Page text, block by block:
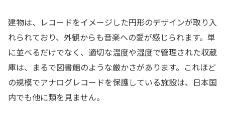
建物は、レコードをイメージした円形のデザインが取り入
れられており、外観からも音楽への愛が感じられます。単
に並べるだけでなく、適切な温度や湿度で管理された収蔵
庫は、まるで図書館のような厳かさがあります。これほど
の規模でアナログレコードを保護している施設は、日本国
内でも他に類を見ません。